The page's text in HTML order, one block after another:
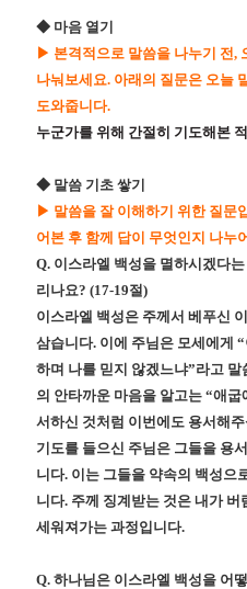
◆ 마음 열기
▶ 본격적으로 말씀을 나누기 전,
나눠보세요. 아래의 질문은 오늘
도와줍니다.
누군가를 위해 간절히 기도해본
◆ 말씀 기초 쌓기
▶ 말씀을 잘 이해하기 위한 질문
어본 후 함께 답이 무엇인지 나누
Q. 이스라엘 백성을 멸하시겠다
리나요? (17-19절)
이스라엘 백성은 주께서 베푸신
삼습니다. 이에 주님은 모세에게“
하며 나를 믿지 않겠느냐”라고 말
의 안타까운 마음을 알고는“애굽
서하신 것처럼 이번에도 용서해
기도를 들으신 주님은 그들을 용
니다. 이는 그들을 약속의 백성으
니다. 주께 징계받는 것은 내가
세워져가는 과정입니다.
Q.하나님은 이스라엘 백성을 어